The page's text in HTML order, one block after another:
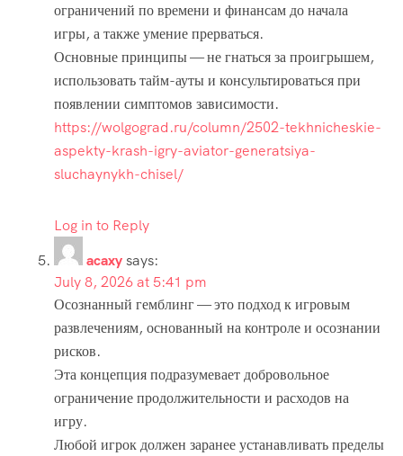
ограничений по времени и финансам до начала
игры, а также умение прерваться.
Основные принципы — не гнаться за проигрышем,
использовать тайм-ауты и консультироваться при
появлении симптомов зависимости.
https://wolgograd.ru/column/2502-tekhnicheskie-
aspekty-krash-igry-aviator-generatsiya-
sluchaynykh-chisel/
Log in to Reply
acaxysays:
July 8, 2026 at 5:41 pm
Осознанный гемблинг — это подход к игровым
развлечениям, основанный на контроле и осознании
рисков.
Эта концепция подразумевает добровольное
ограничение продолжительности и расходов на
игру.
Любой игрок должен заранее устанавливать пределы